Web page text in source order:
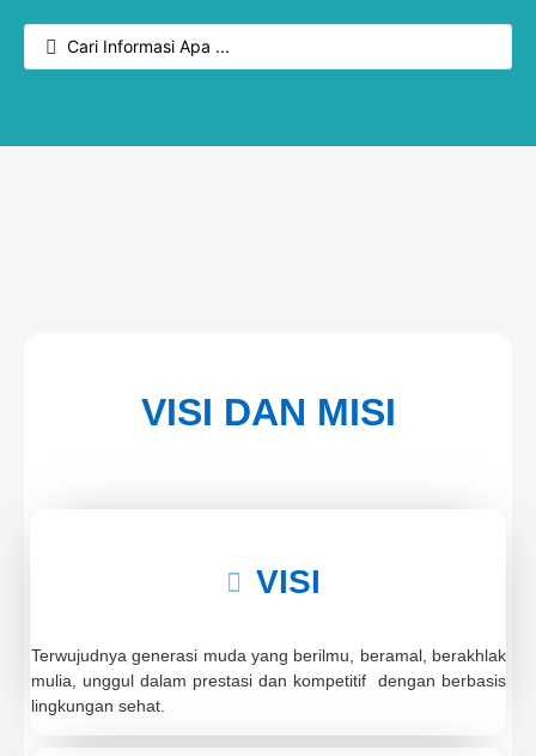
VISI DAN MISI
VISI
Terwujudnya generasi muda yang berilmu, beramal, berakhlak
mulia, unggul dalam prestasi dan kompetitif dengan berbasis
lingkungan sehat.